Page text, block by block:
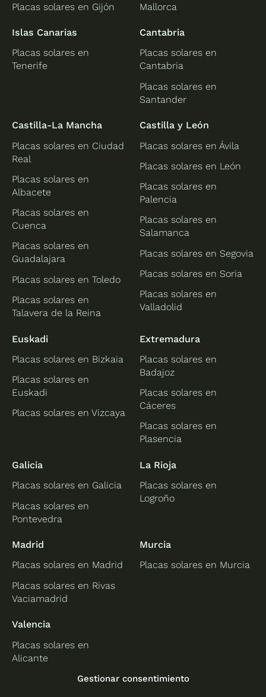
Gestionar consentimiento
Placas solares en Gijón
Mallorca
Islas Canarias
Placas solares en
Tenerife
Cantabria
Placas solares en
Cantabria
Placas solares en
Santander
Castilla-La Mancha
Placas solares en Ciudad
Real
Placas solares en
Albacete
Placas solares en
Cuenca
Placas solares en
Guadalajara
Placas solares en Toledo
Placas solares en
Talavera de la Reina
Castilla y León
Placas solares en Ávila
Placas solares en León
Placas solares en
Palencia
Placas solares en
Salamanca
Placas solares en Segovia
Placas solares en Soria
Placas solares en
Valladolid
Euskadi
Placas solares en Bizkaia
Placas solares en
Euskadi
Placas solares en Vizcaya
Extremadura
Placas solares en
Badajoz
Placas solares en
Cáceres
Placas solares en
Plasencia
Galicia
Placas solares en Galicia
Placas solares en
Pontevedra
La Rioja
Placas solares en
Logroño
Madrid
Placas solares en Madrid
Placas solares en Rivas
Vaciamadrid
Murcia
Placas solares en Murcia
Valencia
Placas solares en
Alicante
Placas solares en